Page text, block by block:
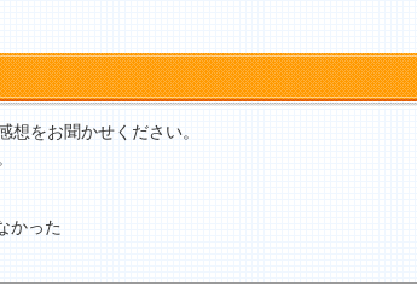
をお聞かせください。
かった